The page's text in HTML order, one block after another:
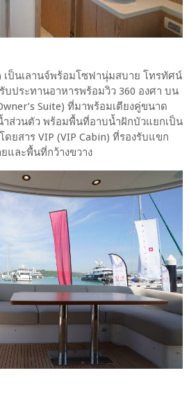
เป็นเลานจ์พร้อมโซฟานุ่มสบาย โทรทัศน์
ประทานอาหารพร้อมวิว 360 องศา บน
Suite) ที่มาพร้อมเตียงคู่ขนาด
ส่วนตัว พร้อมพื้นที่อาบน้ำฝักบัวแยกเป็น
ยสาร VIP (VIP Cabin) ที่รองรับแขก
และพื้นที่กว้างขวาง